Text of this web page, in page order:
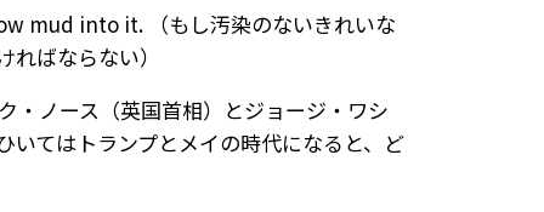
mud into it. （もし汚染のないきれいな
ばならない）
・ノース（英国首相）とジョージ・ワシ
てはトランプとメイの時代になると、ど